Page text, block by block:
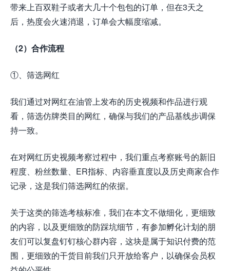
带来上百双鞋子或者大几十个包包的订单，但在3天之
后，热度会火速消退，订单会大幅度缩减。
（2）合作流程
①、筛选网红
我们通过对网红在油管上发布的历史视频和作品进行观
看，筛选仿牌类目的网红，确保与我们的产品基线步调保
持一致。
在对网红历史视频考察过程中，我们重点考察账号的新旧
程度、粉丝数量、ER指标、内容垂直度以及历史商家合作
记录，这是我们筛选网红的依据。
关于这类的筛选考核标准，我们在本文不做细化，更细致
的内容，以及更细致的防踩坑细节，有参加孵化计划的朋
友们可以复盘钉钉核心群内容，这块是属于知识付费的范
围，更细致的干货目前我们只开放给客户，以确保会员权